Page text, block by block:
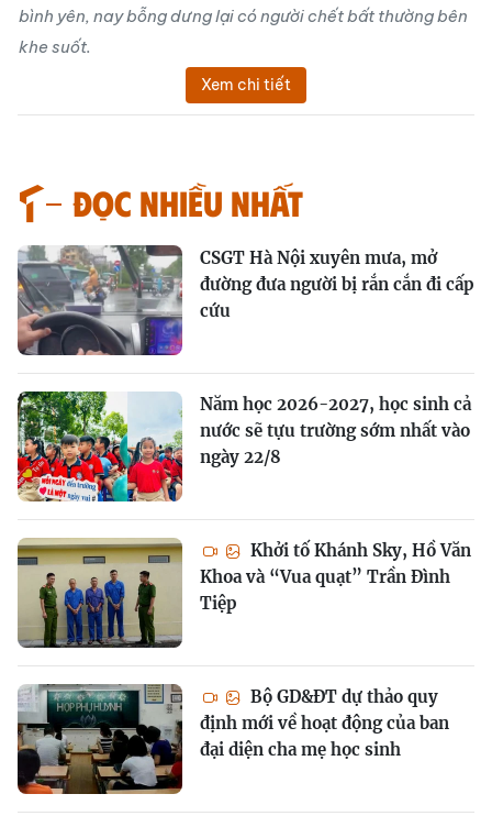
bình yên, nay bỗng dưng lại có người chết bất thường bên
khe suốt.
Xem chi tiết
Đọc nhiều nhất
CSGT Hà Nội xuyên mưa, mở
đường đưa người bị rắn cắn đi cấp
cứu
Năm học 2026-2027, học sinh cả
nước sẽ tựu trường sớm nhất vào
ngày 22/8
Khởi tố Khánh Sky, Hồ Văn
Khoa và “Vua quạt” Trần Đình
Tiệp
Bộ GD&ĐT dự thảo quy
định mới về hoạt động của ban
đại diện cha mẹ học sinh